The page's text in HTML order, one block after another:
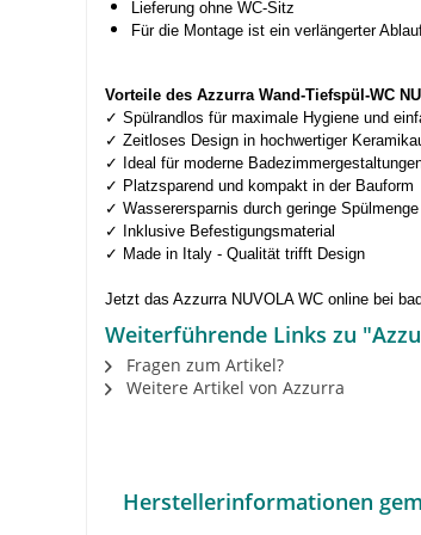
Lieferung ohne WC-Sitz
Für die Montage ist ein verlängerter
Vorteile des Azzurra Wand-Tiefspül-WC
✓ Spülrandlos für maximale Hygiene und
✓ Zeitloses Design in hochwertiger
✓ Ideal für moderne
✓ Platzsparend und kompakt in der Bauform
✓ Wasserersparnis durch geringe Spülmenge
✓ Inklusive Befestigungsmaterial
✓ Made in Italy - Qualität trifft Design
Jetzt das Azzurra NUVOLA WC online bei
Weiterführende Links zu
Fragen zum Artikel?
Weitere Artikel von Azzurra
Herstellerinformationen